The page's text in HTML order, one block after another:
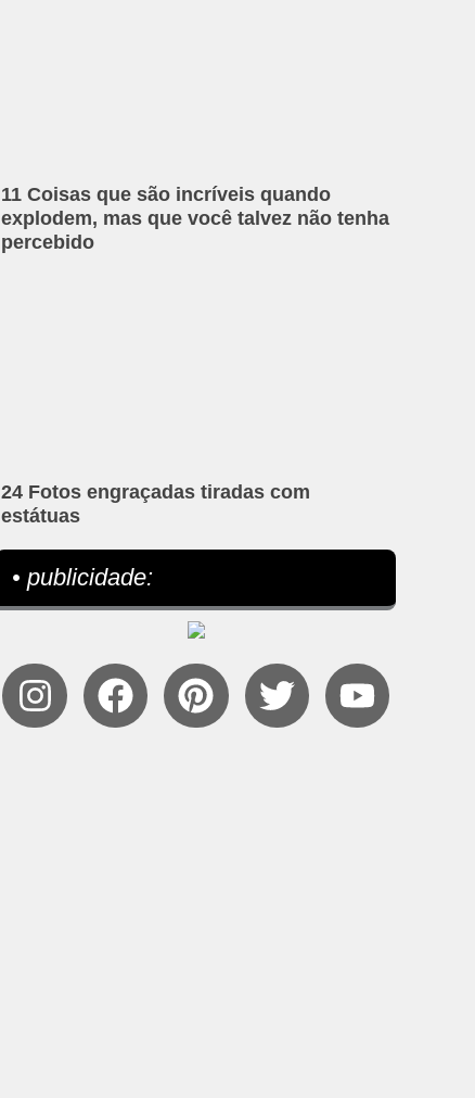
11 Coisas que são incríveis quando
explodem, mas que você talvez não tenha
percebido
24 Fotos engraçadas tiradas com
estátuas
• publicidade: